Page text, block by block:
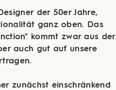
der 50er Jahre,
ganz oben. Das
kommt zwar aus der
auch gut auf unsere
zunächst einschränkend